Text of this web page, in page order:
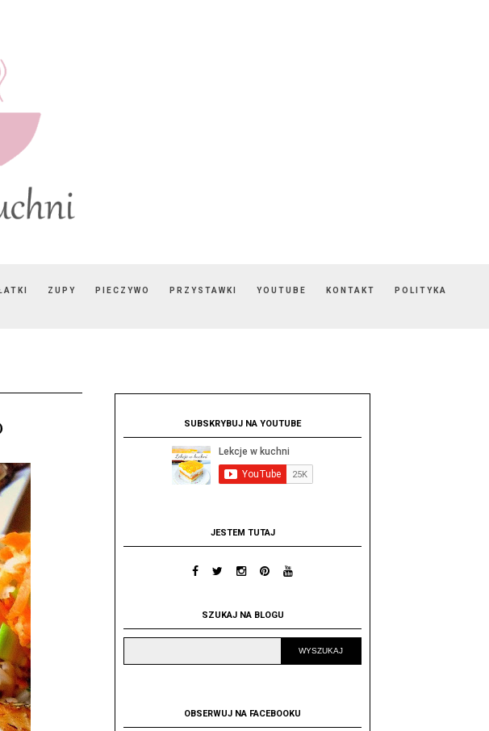
ZUPY PIECZYWO PRZYSTAWKI YOUTUBE KONTAKT
POLITYKA
SUBSKRYBUJ NA YOUTUBE
JESTEM TUTAJ
SZUKAJ NA BLOGU
OBSERWUJ NA FACEBOOKU